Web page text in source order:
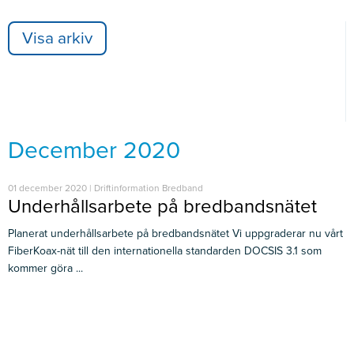
Visa arkiv
December 2020
01 december 2020 | Driftinformation Bredband
Underhållsarbete på bredbandsnätet
Planerat underhållsarbete på bredbandsnätet Vi uppgraderar nu vårt
FiberKoax-nät till den internationella standarden DOCSIS 3.1 som
kommer göra ...